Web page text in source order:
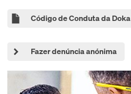
Código de Conduta da Doka
Fazer denúncia anónima